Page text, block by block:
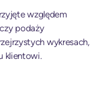
względem
podaży
wykresach,
klientowi.